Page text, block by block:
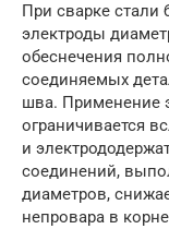
При сварке
электроды
обеснечения
соединяемых
шва. Применение
ограничивается
и
соединений,
диаметров,
непровара в